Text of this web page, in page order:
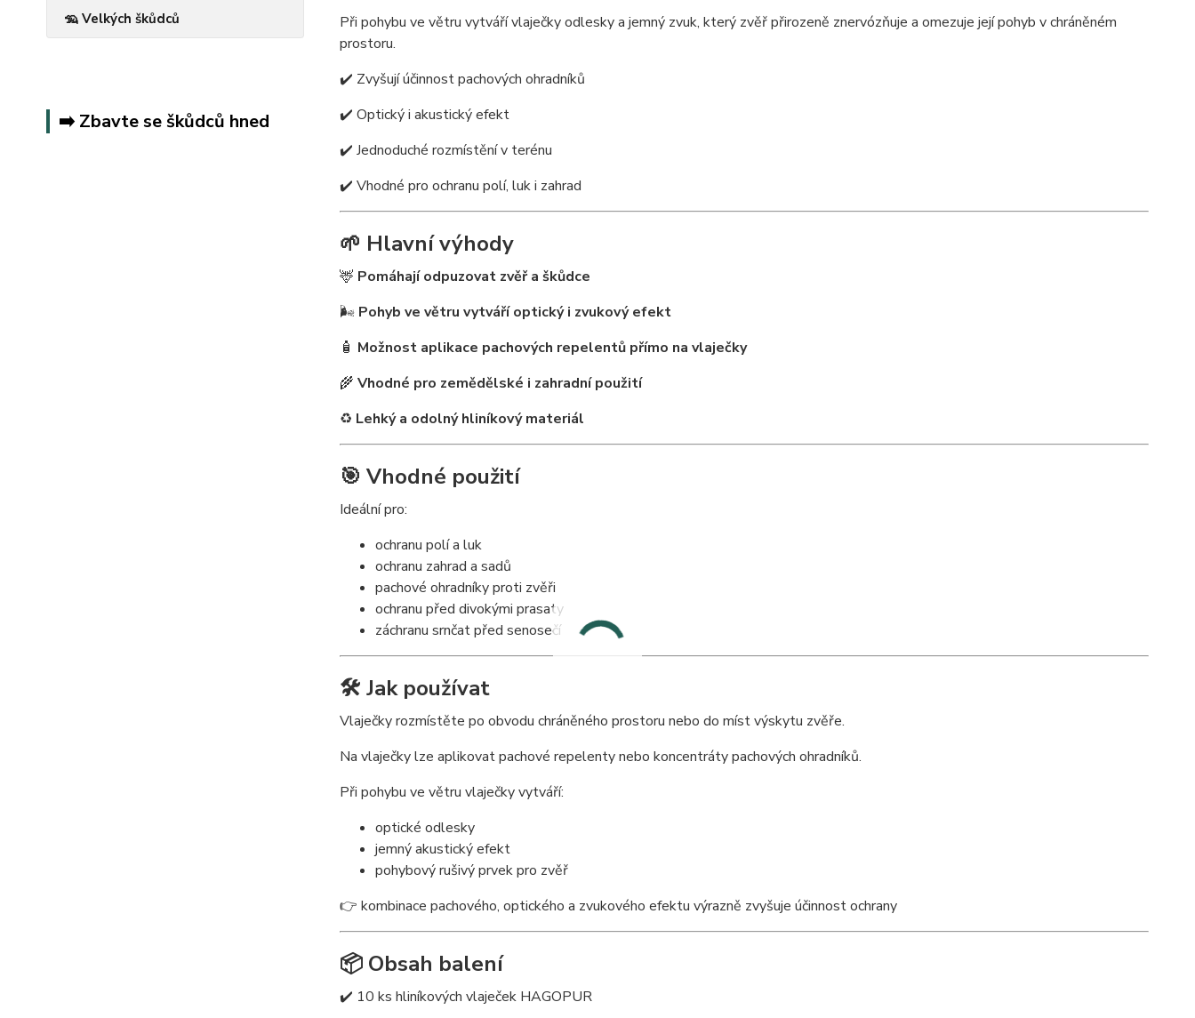
🦡 Velkých škůdců
➡️ Zbavte se škůdců hned
Při pohybu ve větru vytváří vlaječky odlesky a jemný zvuk, který zvěř přirozeně znervózňuje a omezuje její pohyb v chráněném
prostoru.
✔️ Zvyšují účinnost pachových ohradníků
✔️ Optický i akustický efekt
✔️ Jednoduché rozmístění v terénu
✔️ Vhodné pro ochranu polí, luk i zahrad
🌱 Hlavní výhody
🦌 Pomáhají odpuzovat zvěř a škůdce
🌬️ Pohyb ve větru vytváří optický i zvukový efekt
🧴 Možnost aplikace pachových repelentů přímo na vlaječky
🌾 Vhodné pro zemědělské i zahradní použití
♻️ Lehký a odolný hliníkový materiál
🎯 Vhodné použití
Ideální pro:
ochranu polí a luk
ochranu zahrad a sadů
pachové ohradníky proti zvěři
ochranu před divokými prasaty
záchranu srnčat před senosečí
🛠 Jak používat
Vlaječky rozmístěte po obvodu chráněného prostoru nebo do míst výskytu zvěře.
Na vlaječky lze aplikovat pachové repelenty nebo koncentráty pachových ohradníků.
Při pohybu ve větru vlaječky vytváří:
optické odlesky
jemný akustický efekt
pohybový rušivý prvek pro zvěř
👉 kombinace pachového, optického a zvukového efektu výrazně zvyšuje účinnost ochrany
📦 Obsah balení
✔️ 10 ks hliníkových vlaječek HAGOPUR